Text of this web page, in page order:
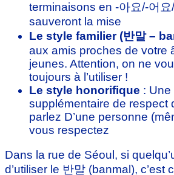
terminaisons en -아요/-어
sauveront la mise
Le style familier (반말 –
aux amis proches de votre
jeunes. Attention, on ne
toujours à l’utiliser !
Le style honorifique :
supplémentaire de respect
parlez D’une personne
vous respectez
Dans la rue de Séoul, si
d’utiliser le 반말 (banmal), c’est